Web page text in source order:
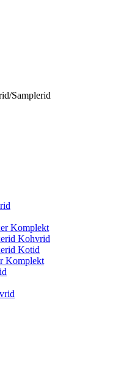
Samplerid
Komplekt
Kohvrid
Kotid
Komplekt